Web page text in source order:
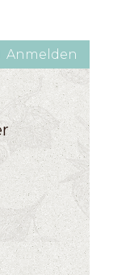
Anmelden